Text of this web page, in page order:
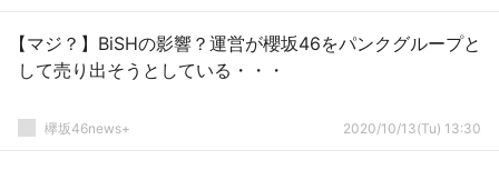
【マジ？】BiSHの影響？運営が櫻坂46をパンクグループと
して売り出そうとしている・・・
欅坂46news+ 2020/10/13(Tu) 13:30